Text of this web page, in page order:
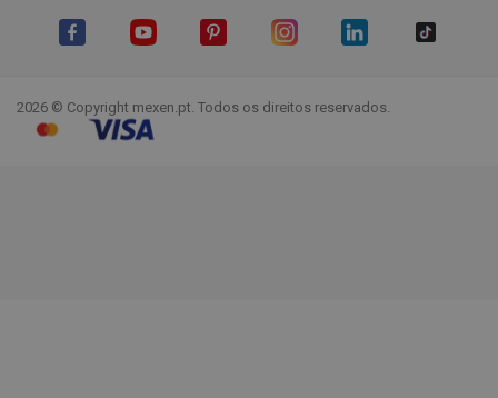
2026 © Copyright mexen.pt. Todos os direitos reservados.